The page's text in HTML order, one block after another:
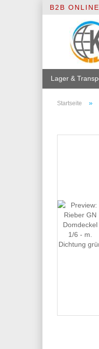
B2B
Lager &
Startseite »